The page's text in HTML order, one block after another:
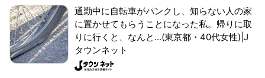
通勤中に自転車がパンクし、知らない人の家
に置かせてもらうことになった私。帰りに取
りに行くと、なんと...(東京都・40代女性)|J
タウンネット